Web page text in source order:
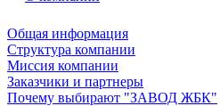
Общая информация
Структура компании
Миссия компании
Заказчики и партнеры
Почему выбирают "ЗАВОД ЖБК"